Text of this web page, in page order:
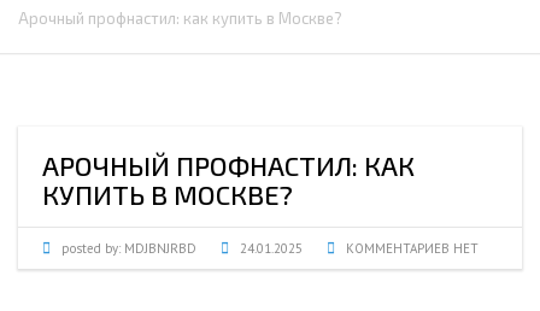
Арочный профнастил: как купить в Москве?
АРОЧНЫЙ ПРОФНАСТИЛ: КАК
КУПИТЬ В МОСКВЕ?
posted by: MDJBNJRBD 24.01.2025 КОММЕНТАРИЕВ НЕТ